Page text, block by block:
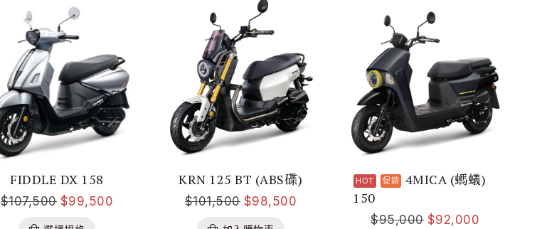
FIDDLE DX 158
$107,500 $99,500
KRN 125 BT (ABS碟)
$101,500 $98,500
4MICA (螞蟻)
150
$95,000 $92,000